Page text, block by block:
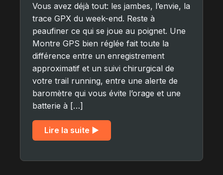
Vous avez déjà tout: les jambes, l’envie, la
trace GPX du week-end. Reste à
peaufiner ce qui se joue au poignet. Une
Montre GPS bien réglée fait toute la
différence entre un enregistrement
approximatif et un suivi chirurgical de
votre trail running, entre une alerte de
baromètre qui vous évite l’orage et une
batterie à […]
Lire la suite ▶︎